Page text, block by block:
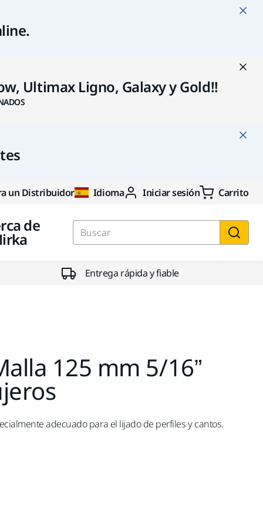
.
Ultimax Ligno, Galaxy y Gold!!
un Distribuidor Idioma Iniciar sesión Carrito
de
Buscar
Entrega rápida y fiable
125 mm 5/16”
adecuado para el lijado de perfiles y cantos.